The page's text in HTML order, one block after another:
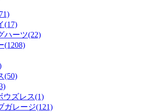
(17)
ハーツ(22)
(1208)
(50)
ズレス(1)
ガレージ(121)